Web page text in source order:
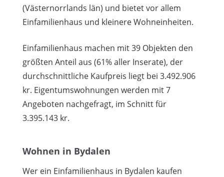
(Västernorrlands län) und bietet vor allem
Einfamilienhaus und kleinere Wohneinheiten.
Einfamilienhaus machen mit 39 Objekten den
größten Anteil aus (61% aller Inserate), der
durchschnittliche Kaufpreis liegt bei 3.492.906
kr. Eigentumswohnungen werden mit 7
Angeboten nachgefragt, im Schnitt für
3.395.143 kr.
Wohnen in Bydalen
Wer ein Einfamilienhaus in Bydalen kaufen